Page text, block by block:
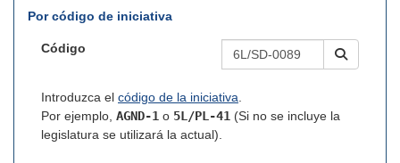
Por código de iniciativa
Código
Introduzca el código de la iniciativa.
Por ejemplo, AGND-1 o 5L/PL-41 (Si no se incluye la
legislatura se utilizará la actual).